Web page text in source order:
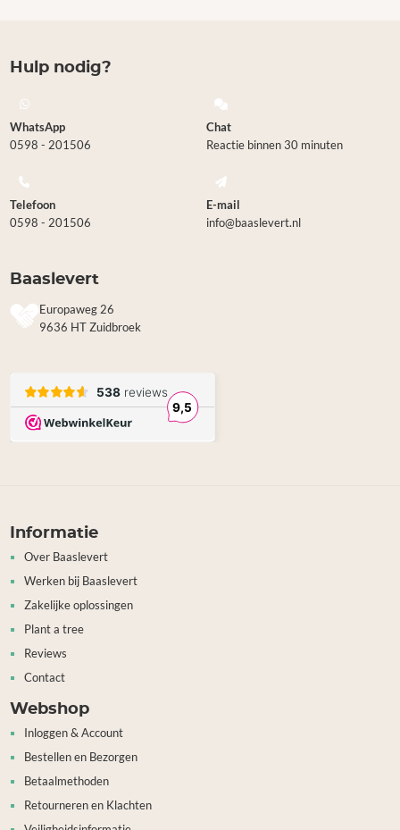
Hulp nodig?
WhatsApp
0598 - 201506
Chat
Reactie binnen 30 minuten
Telefoon
0598 - 201506
E-mail
info@baaslevert.nl
Baaslevert
Europaweg 26
9636 HT Zuidbroek
Informatie
Over Baaslevert
Werken bij Baaslevert
Zakelijke oplossingen
Plant a tree
Reviews
Contact
Webshop
Inloggen & Account
Bestellen en Bezorgen
Betaalmethoden
Retourneren en Klachten